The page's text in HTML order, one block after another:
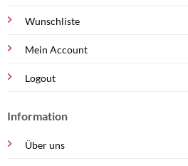
Wunschliste
Mein Account
Logout
Information
Über uns